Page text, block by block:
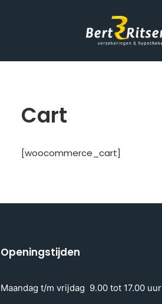
Verzekeringen
Schade
Cart
[woocommerce_cart]
Openingstijden
Maandag t/m vrijdag 9.00 tot 17.00 uur